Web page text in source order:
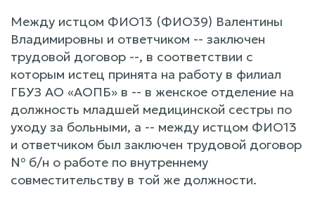
Между истцом ФИО13 (ФИО39) Валентины
Владимировны и ответчиком -- заключен
трудовой договор --, в соответствии с
которым истец принята на работу в филиал
ГБУЗ АО «АОПБ» в -- в женское отделение на
должность младшей медицинской сестры по
уходу за больными, а -- между истцом ФИО13
и ответчиком был заключен трудовой договор
№ б/н о работе по внутреннему
совместительству в той же должности.